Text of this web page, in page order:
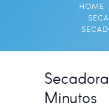
HOME
Minutos